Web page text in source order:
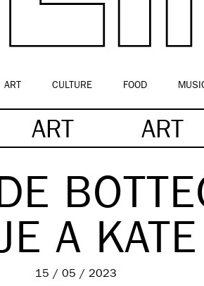
ART CULTURE FOOD
ART ART
A
15 / 05 / 2023